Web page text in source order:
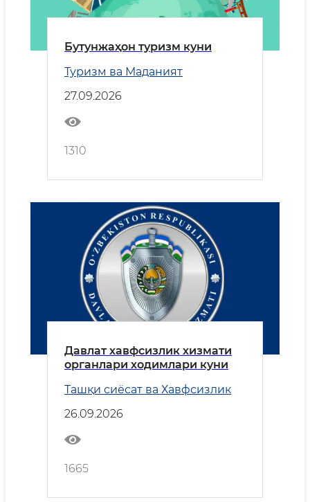
Бутунжаҳон туризм куни
Туризм ва Маданият
27.09.2026
1310
Давлат хавфсизлик хизмати
органлари ходимлари куни
Ташқи сиёсат ва Хавфсизлик
26.09.2026
1665